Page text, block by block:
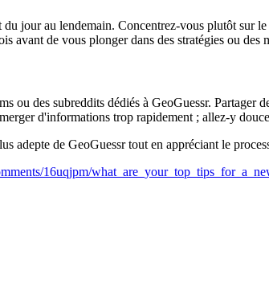
jour au lendemain. Concentrez-vous plutôt sur
avant de vous plonger dans des stratégies ou des
ou des subreddits dédiés à GeoGuessr.
d'informations trop rapidement ; allez-y
adepte de GeoGuessr tout en appréciant le
16uqjpm/